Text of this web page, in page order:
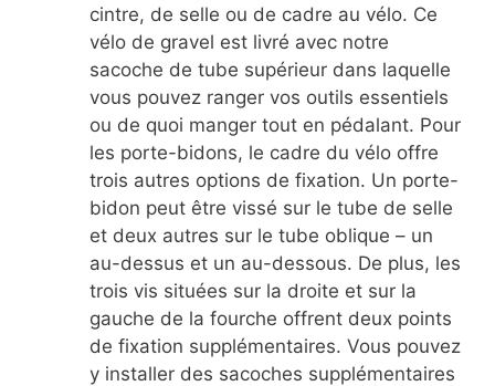
cintre, de selle ou de cadre au vélo. Ce
vélo de gravel est livré avec notre
sacoche de tube supérieur dans laquelle
vous pouvez ranger vos outils essentiels
ou de quoi manger tout en pédalant. Pour
les porte-bidons, le cadre du vélo offre
trois autres options de fixation. Un porte-
bidon peut être vissé sur le tube de selle
et deux autres sur le tube oblique – un
au-dessus et un au-dessous. De plus, les
trois vis situées sur la droite et sur la
gauche de la fourche offrent deux points
de fixation supplémentaires. Vous pouvez
y installer des sacoches supplémentaires